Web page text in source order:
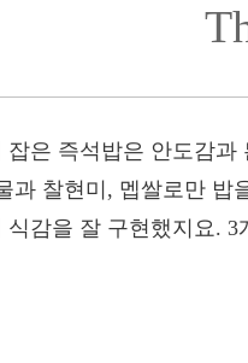
잡은 즉석밥은 안도감
과 찰현미, 멥쌀로만 밥
식감을 잘 구현했지요.